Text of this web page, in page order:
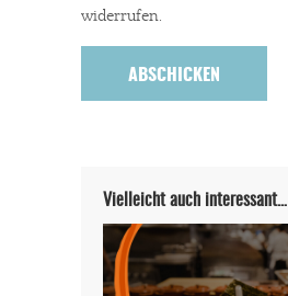
widerrufen.
Vielleicht auch interessant…